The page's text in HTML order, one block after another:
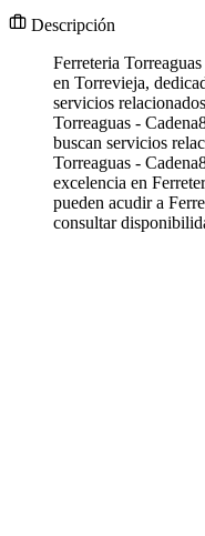
Descripción
Ferreteria
en Torrevieja,
servicios
Torreaguas -
buscan servicios
Torreaguas -
excelencia en
pueden acudir a
consultar